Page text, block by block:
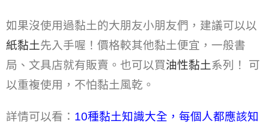
如果沒使用過黏土的大朋友小朋友們，建議可以以
紙黏土先入手喔！價格較其他黏土便宜，一般書
局、文具店就有販賣。 也可以買油性黏土系列！ 可
以重複使用，不怕黏土風乾。
詳情可以看： 10種黏土知識大全，每個人都應該知